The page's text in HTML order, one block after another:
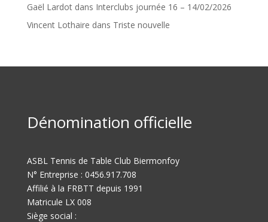
Gaël Lardotdans Interclubs journée 16 – 14/02/2026
Vincent Lothaire dans Triste nouvelle
Dénomination officielle
ASBL Tennis de Table Club Biermonfoy
N° Entreprise : 0456.917.708
Affilié à la FRBTT depuis 1991
Matricule LX 008
Siège social :